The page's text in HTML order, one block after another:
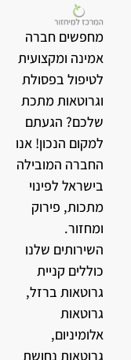
מחפשים חברה
אמינה ומקצועית
לטיפול בפסולת
וגרוטאות מתכת
שלכם? הגעתם
למקום הנכון! אנו
החברה המובילה
בישראל לפינוי
מתכות, פירוק
ומחזור.
השירותים שלנו
כוללים קניית
גרוטאות ברזל,
גרוטאות
אלומיניום,
גרוטאות נחושת